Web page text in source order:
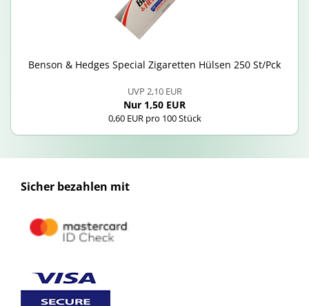
Ben­son & Hedges Spe­cial Zi­ga­ret­ten Hül­sen 250 St/Pck
UVP 2,10 EUR
Nur 1,50 EUR
0,60 EUR pro 100 Stück
Sicher bezahlen mit